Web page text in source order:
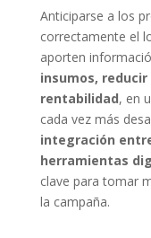
Anticiparse a los
correctamente el
aporten
insumos,
rentabilidad, en
cada vez más
integración
herramientas
clave para tomar
la campaña.